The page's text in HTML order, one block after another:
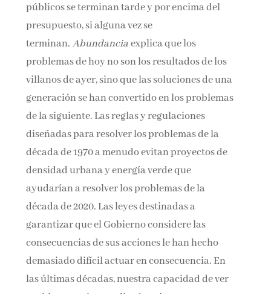
públicos se terminan tarde y por encima del
presupuesto, si alguna vez se
terminan.Abundanciaexplica que los
problemas de hoy no son los resultados de los
villanos de ayer, sino que las soluciones de una
generación se han convertido en los problemas
de la siguiente. Las reglas y regulaciones
diseñadas para resolver los problemas de la
década de 1970 a menudo evitan proyectos de
densidad urbana y energía verde que
ayudarían a resolver los problemas de la
década de 2020. Las leyes destinadas a
garantizar que el Gobierno considere las
consecuencias de sus acciones le han hecho
demasiado difícil actuar en consecuencia. En
las últimas décadas, nuestra capacidad de ver